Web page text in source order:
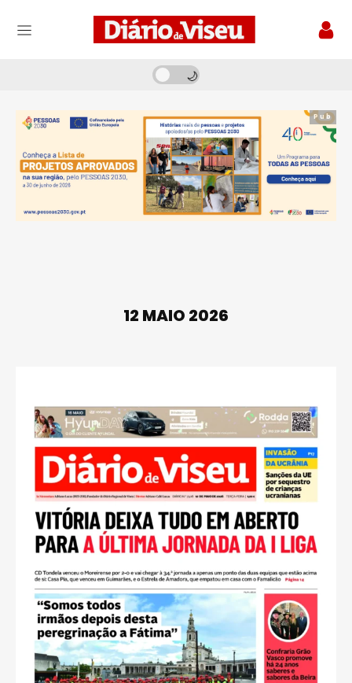
Pub
12 MAIO 2026